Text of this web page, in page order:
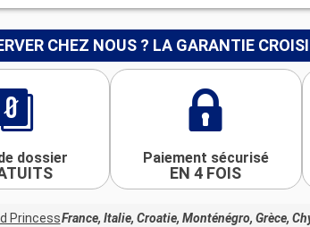
CHEZ NOUS ? LA GARANTIE
dossier Paiement sécurisé
EN 4 FOIS
PrincessFrance, Italie, Croatie, Monténégro, Grèce,